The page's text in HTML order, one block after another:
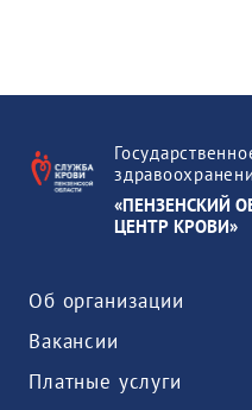
«ПЕНЗЕНСКИЙ
ЦЕНТР КРОВИ»
Об организации
Вакансии
Платные услуги